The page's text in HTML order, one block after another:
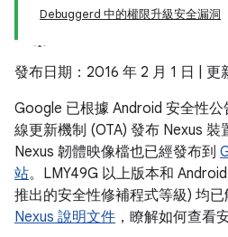
Debuggerd 中的權限升級安全漏洞
發布日期：2016 年 2 月 1 日 | 更
Google 已根據 Android 安全性
線更新機制 (OTA) 發布 Nexus 裝
Nexus 韌體映像檔也已經發布到
站。LMY49G 以上版本和
推出的安全性修補程式等級) 均
Nexus 說明文件 ，瞭解如何查看